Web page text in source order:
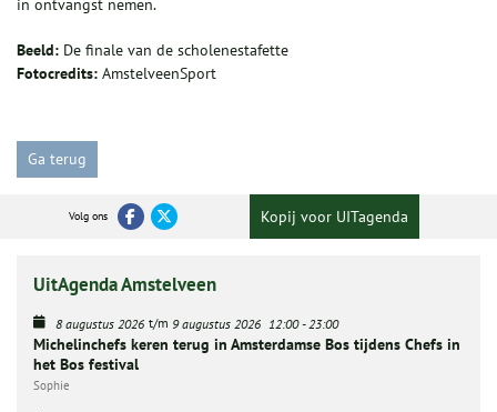
in ontvangst nemen.
Beeld: De finale van de scholenestafette
Fotocredits: AmstelveenSport
Ga terug
Volg ons Kopij voor UITagenda
UitAgenda Amstelveen
8 augustus 2026 t/m 9 augustus 2026 12:00-23:00
Michelinchefs keren terug in Amsterdamse Bos tijdens Chefs in
het Bos festival
Sophie